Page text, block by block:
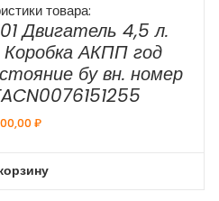
товара:
Двигатель 4,5 л.
АКПП год
бу вн. номер
₽